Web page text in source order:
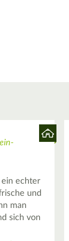
ein echter
und
man
sich von